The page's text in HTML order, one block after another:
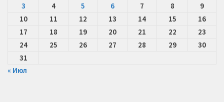
3
4 5 6 7 8
9
10
11 12 13 14 15
16
17
18 19 20 21 22
23
24
25 26 27 28 29
30
31
« Июл